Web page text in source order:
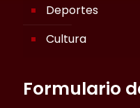
Deportes
Cultura
Formulario